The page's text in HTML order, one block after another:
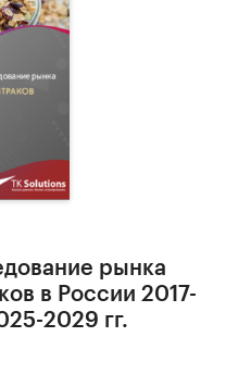
рынка
в России 2017-
2029 гг.